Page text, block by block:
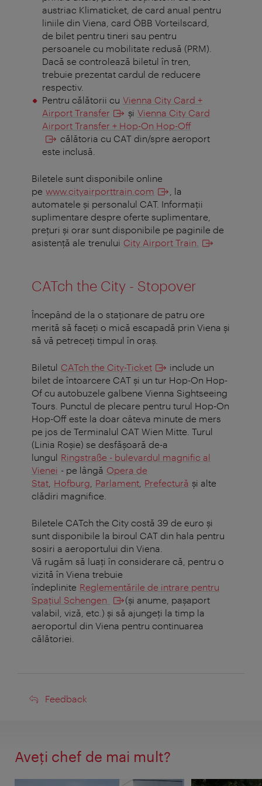
austriac Klimaticket, de card anual pentru
liniile din Viena, card ÖBB Vorteilscard,
de bilet pentru tineri sau pentru
persoanele cu mobilitate redusă (PRM).
Dacă se controlează biletul în tren,
trebuie prezentat cardul de reducere
respectiv.
Pentru călătorii cu Vienna City Card +
Airport Transfer
şi Vienna City Card
Airport Transfer + Hop-On Hop-Off
călătoria cu CAT din/spre aeroport
este inclusă.
Biletele sunt disponibile online
pe www.cityairporttrain.com
, la
automatele şi personalul CAT. Informații
suplimentare despre oferte suplimentare,
prețuri și orar sunt disponibile pe paginile de
asistență ale trenului City Airport Train.
CATch the City - Stopover
Începând de la o staţionare de patru ore
merită să faceţi o mică escapadă prin Viena şi
să vă petreceţi timpul în oraş.
Biletul CATch the City-Ticket
include un
bilet de întoarcere CAT și un tur Hop-On Hop-
Of cu autobuzele galbene Vienna Sightseeing
Tours. Punctul de plecare pentru turul Hop-On
Hop-Off este la doar câteva minute de mers
pe jos de Terminalul CAT Wien Mitte. Turul
(Linia Roşie) se desfăşoară de-a
lungul Ringstraße - bulevardul magnific al
Vienei - pe lângă Opera de
Stat Hofburg Parlament Prefectură și alte
clădiri magnifice.
Biletele CATch the City costă 39 de euro și
sunt disponibile la biroul CAT din hala pentru
sosiri a aeroportului din Viena.
Vă rugăm să luaţi în considerare că, pentru o
vizită în Viena trebuie
îndeplinite Reglementările de intrare pentru
Spaţiul Schengen
(şi anume, paşaport
valabil, viză, etc.) și să ajungeți la timp la
aeroportul din Viena pentru continuarea
călătoriei.
Feedback
Feedback
Aveţi chef de mai mult?